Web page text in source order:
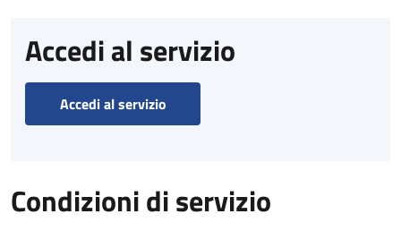
Accedi al servizio
Accedi al servizio
Condizioni di servizio